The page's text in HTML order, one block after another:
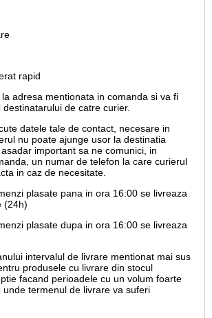
rapid
adresa mentionata in comanda si va fi
de catre curier.
datele tale de contact, necesare in
nu poate ajunge usor la destinatia
important sa ne comunici, in
un numar de telefon la care curierul
in caz de necesitate.
plasate pana in ora 16:00 se livreaza
(24h)
plasate dupa in ora 16:00 se livreaza
intervalul de livrare mentionat mai sus
produsele cu livrare din stocul
facand perioadele cu un volum foarte
unde termenul de livrare va suferi